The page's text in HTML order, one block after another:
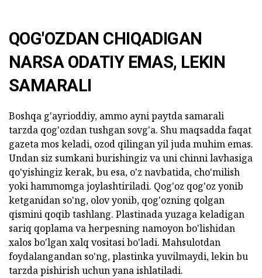
QOG'OZDAN CHIQADIGAN
NARSA ODATIY EMAS, LEKIN
SAMARALI
Boshqa g'ayrioddiy, ammo ayni paytda samarali
tarzda qog'ozdan tushgan sovg'a. Shu maqsadda faqat
gazeta mos keladi, ozod qilingan yil juda muhim emas.
Undan siz sumkani burishingiz va uni chinni lavhasiga
qo'yishingiz kerak, bu esa, o'z navbatida, cho'milish
yoki hammomga joylashtiriladi. Qog'oz qog'oz yonib
ketganidan so'ng, olov yonib, qog'ozning qolgan
qismini qoqib tashlang. Plastinada yuzaga keladigan
sariq qoplama va herpesning namoyon bo'lishidan
xalos bo'lgan xalq vositasi bo'ladi. Mahsulotdan
foydalangandan so'ng, plastinka yuvilmaydi, lekin bu
tarzda pishirish uchun yana ishlatiladi.